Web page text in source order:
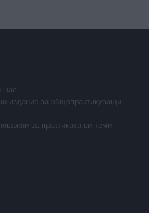
нас
издание за общопрактикуващи
за практиката ви теми